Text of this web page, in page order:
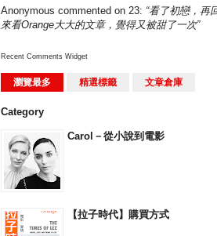
Anonymous commented on 23: “看了初戀，再
來看Orange大大的文章，覺得又被甜了一次”
Recent Comments Widget
瀏覽最多 精選標籤 文章倉庫
Category
Carol－從小說到電影
【拉子時代】購買方式